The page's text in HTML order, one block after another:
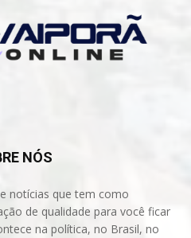
NÓS
notícias que tem como
de qualidade para você ficar
na política, no Brasil, no